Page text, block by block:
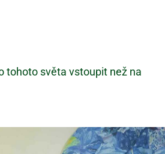
tohoto světa vstoupit než na